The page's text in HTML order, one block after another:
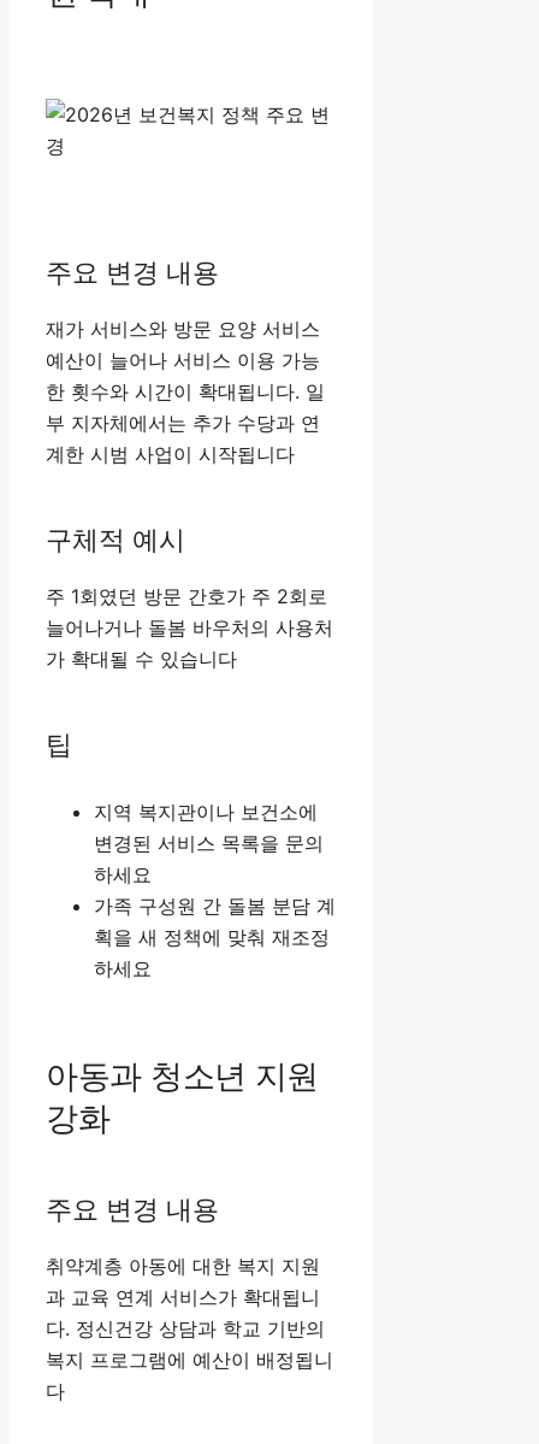
주요 변경 내용
재가 서비스와 방문 요양 서비스
예산이 늘어나 서비스 이용 가능
한 횟수와 시간이 확대됩니다. 일
부 지자체에서는 추가 수당과 연
계한 시범 사업이 시작됩니다
구체적 예시
주 1회였던 방문 간호가 주 2회로
늘어나거나 돌봄 바우처의 사용처
가 확대될 수 있습니다
팁
지역 복지관이나 보건소에
변경된 서비스 목록을 문의
하세요
가족 구성원 간 돌봄 분담 계
획을 새 정책에 맞춰 재조정
하세요
아동과 청소년 지원
강화
주요 변경 내용
취약계층 아동에 대한 복지 지원
과 교육 연계 서비스가 확대됩니
다. 정신건강 상담과 학교 기반의
복지 프로그램에 예산이 배정됩니
다